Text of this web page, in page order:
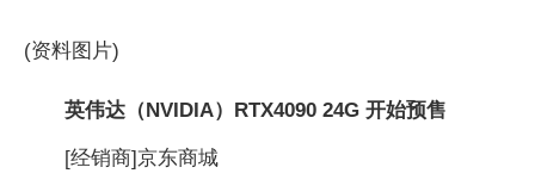
(资料图片)
英伟达（NVIDIA）RTX4090 24G 开始预售
[经销商]京东商城